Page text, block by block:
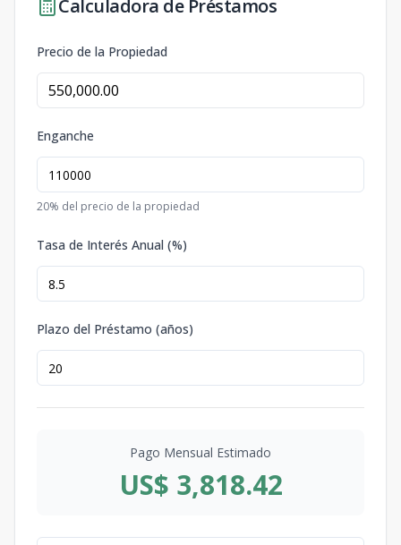
Calculadora de Préstamos
Precio de la Propiedad
Enganche
20% del precio de la propiedad
Tasa de Interés Anual (%)
Plazo del Préstamo (años)
Pago Mensual Estimado
US$ 3,818.42